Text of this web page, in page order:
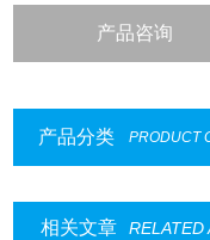
产品咨询
产品分类 PRODUCT
相关文章 RELATED